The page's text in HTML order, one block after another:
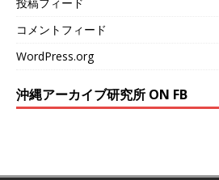
コメントフィード
WordPress.org
沖縄アーカイブ研究所 ON FB